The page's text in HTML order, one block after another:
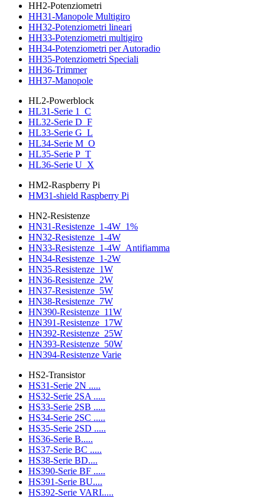
HH2-Potenziometri
HH31-Manopole Multigiro
HH32-Potenziometri lineari
HH33-Potenziometri multigiro
HH34-Potenziometri per Autoradio
HH35-Potenziometri Speciali
HH36-Trimmer
HH37-Manopole
HL2-Powerblock
HL31-Serie 1_C
HL32-Serie D_F
HL33-Serie G_L
HL34-Serie M_O
HL35-Serie P_T
HL36-Serie U_X
HM2-Raspberry Pi
HM31-shield Raspberry Pi
HN2-Resistenze
HN31-Resistenze_1-4W_1%
HN32-Resistenze_1-4W
HN33-Resistenze_1-4W_Antifiamma
HN34-Resistenze_1-2W
HN35-Resistenze_1W
HN36-Resistenze_2W
HN37-Resistenze_5W
HN38-Resistenze_7W
HN390-Resistenze_11W
HN391-Resistenze_17W
HN392-Resistenze_25W
HN393-Resistenze_50W
HN394-Resistenze Varie
HS2-Transistor
HS31-Serie 2N .....
HS32-Serie 2SA .....
HS33-Serie 2SB .....
HS34-Serie 2SC .....
HS35-Serie 2SD .....
HS36-Serie B.....
HS37-Serie BC .....
HS38-Serie BD....
HS390-Serie BF .....
HS391-Serie BU....
HS392-Serie VARI.....